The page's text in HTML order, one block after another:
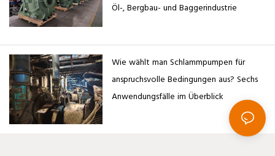
Öl-, Bergbau- und Baggerindustrie
Wie wählt man Schlammpumpen für
anspruchsvolle Bedingungen aus? Sechs
Anwendungsfälle im Überblick